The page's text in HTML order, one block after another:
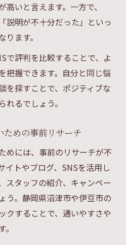
いと言えます。一方で、
説明が不十分だった」といっ
ます。
で評判を比較することで、よ
把握できます。自分と同じ悩
を探すことで、ポジティブな
るでしょう。
ための事前リサーチ
めには、事前のリサーチが不
イトやブログ、SNSを活用し
スタッフの紹介、キャンペー
う。静岡県沼津市や伊豆市の
クすることで、通いやすさや